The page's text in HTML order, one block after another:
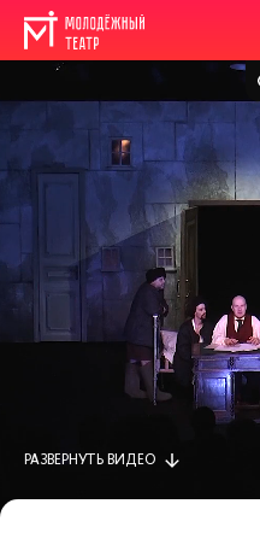
РАЗВЕРНУТЬ ВИДЕО